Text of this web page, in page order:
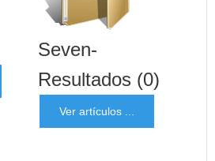
Seven-
Resultados (0)
Ver artículos ...